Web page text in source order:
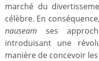
marché du
célèbre. En
nauseam ses
introduisant une
manière de concevoir